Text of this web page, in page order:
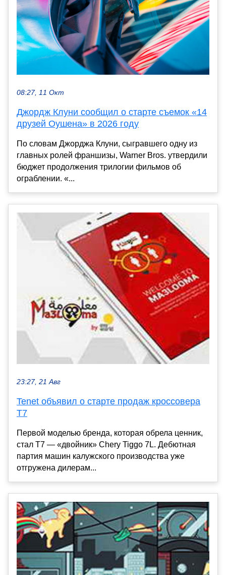
08:27, 11 Окт
Джордж Клуни сообщил о старте съемок «14
друзей Оушена» в 2026 году
По словам Джорджа Клуни, сыгравшего одну из
главных ролей франшизы, Warner Bros. утвердили
бюджет продолжения трилогии фильмов об
ограблении. «...
23:27, 21 Авг
Tenet объявил о старте продаж кроссовера
T7
Первой моделью бренда, которая обрела ценник,
стал T7 — «двойник» Chery Tiggo 7L. Дебютная
партия машин калужского производства уже
отгружена дилерам...